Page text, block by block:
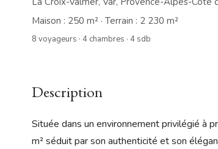
Maison : 250 m² · Terrain : 2 230 m²
8 voyageurs · 4 chambres · 4 sdb
Description
Située dans un environnement privilégié à
m² séduit par son authenticité et son